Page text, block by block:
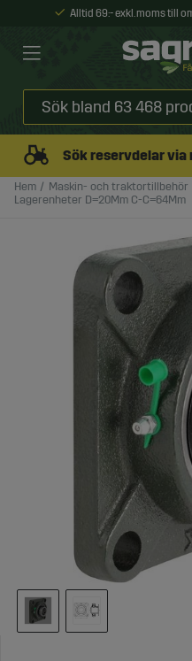
Alltid 69:- exkl. moms till
Sök reservdelar via
Hem Maskin- och traktortillbehör
Lagerenheter D=20Mm C-C=64Mm